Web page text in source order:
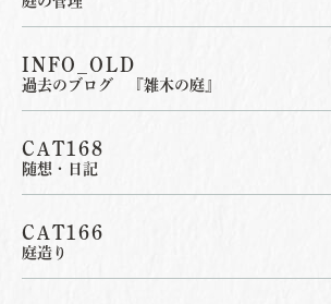
INFO_OLD
過去のブログ 『雑木の庭』
CAT168
随想・日記
CAT166
庭造り